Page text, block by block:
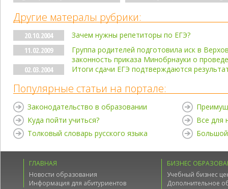
Другие матералы рубрики:
20.10.2004
Зачем нужны репетиторы по ЕГЭ?
11.02.2009
Группа родителей подготовила иск в
законность приказа Минобрнауки о
02.03.2004
Итоги сдачи ЕГЭ подтверждаются
Популярные статьи на портале:
Законодательство в образовании
Куда пойти учиться?
Толковый словарь русского языка
Все для
Большой
ГЛАВНАЯ
Новости образования
Информация для абитуриентов
БИЗНЕС
Учебный бизнес
Дополнительное